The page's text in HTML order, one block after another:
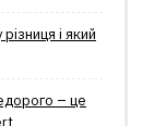
і який
– це